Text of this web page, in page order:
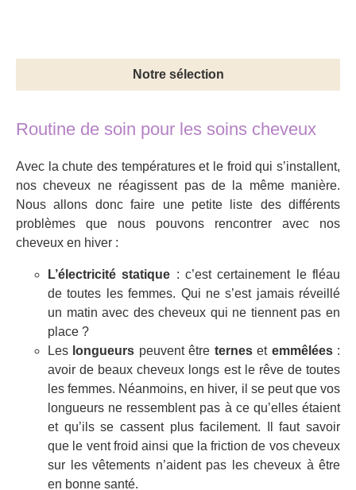
Notre sélection
Routine de soin pour les soins cheveux
Avec la chute des températures et le froid qui s’installent,
nos cheveux ne réagissent pas de la même manière.
Nous allons donc faire une petite liste des différents
problèmes que nous pouvons rencontrer avec nos
cheveux en hiver :
L’électricité statique : c’est certainement le fléau
de toutes les femmes. Qui ne s’est jamais réveillé
un matin avec des cheveux qui ne tiennent pas en
place ?
Les longueurs peuvent être terneset emmêlées:
avoir de beaux cheveux longs est le rêve de toutes
les femmes. Néanmoins, en hiver, il se peut que vos
longueurs ne ressemblent pas à ce qu’elles étaient
et qu’ils se cassent plus facilement. Il faut savoir
que le vent froid ainsi que la friction de vos cheveux
sur les vêtements n’aident pas les cheveux à être
en bonne santé.